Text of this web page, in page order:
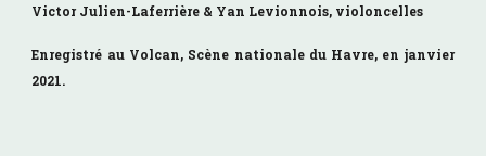
Victor Julien-Laferrière & Yan Levionnois, violoncelles
Enregistré auVolcan, Scène nationale du Havre, en janvier
2021.